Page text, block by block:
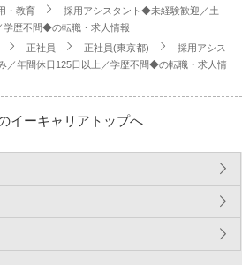
・教育
採用アシスタント◆未経験歓迎／土
学歴不問◆の転職・求人情報
正社員 正社員(東京都)
採用アシス
／年間休日125日以上／学歴不問◆の転職・求人情
イーキャリアトップへ